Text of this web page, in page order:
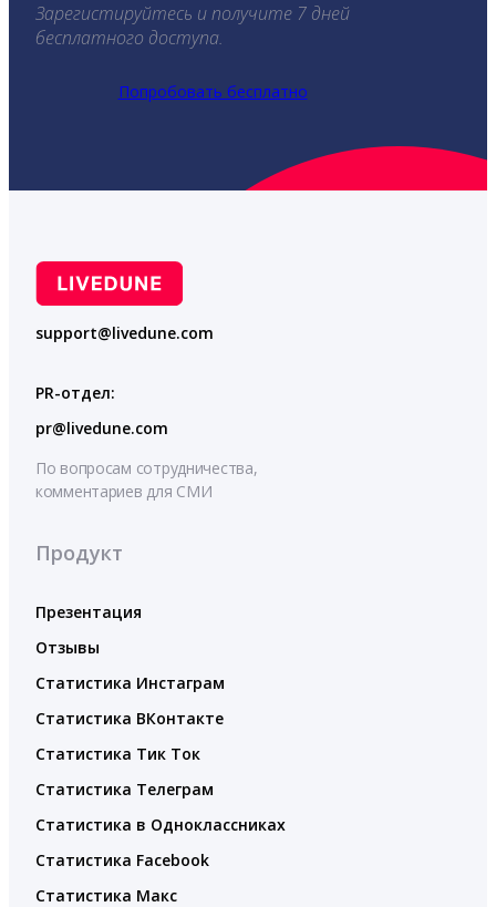
Зарегистируйтесь и получите 7 дней
бесплатного доступа.
Попробовать бесплатно
support@livedune.com
PR-отдел:
pr@livedune.com
По вопросам сотрудничества,
комментариев для СМИ
Продукт
Презентация
Отзывы
Статистика Инстаграм
Статистика ВКонтакте
Статистика Тик Ток
Статистика Телеграм
Статистика в Одноклассниках
Статистика Facebook
Статистика Макс